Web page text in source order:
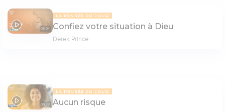
09:04
LA PENSÉE DU JOUR
Confiez votre situation à Dieu
Derek Prince
06:38
LA PENSÉE DU JOUR
Aucun risque